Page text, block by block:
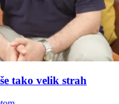
tako velik strah